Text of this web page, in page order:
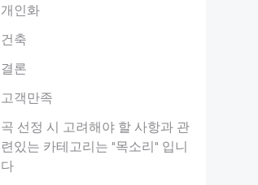
개인화
건축
결론
고객만족
곡 선정 시 고려해야 할 사항과 관
련있는 카테고리는 "목소리" 입니
다